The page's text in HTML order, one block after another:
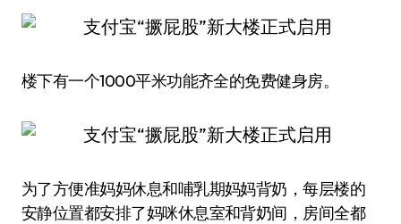
楼下有一个1000平米功能齐全的免费健身房。
为了方便准妈妈休息和哺乳期妈妈背奶，每层楼的
安静位置都安排了妈咪休息室和背奶间，房间全都